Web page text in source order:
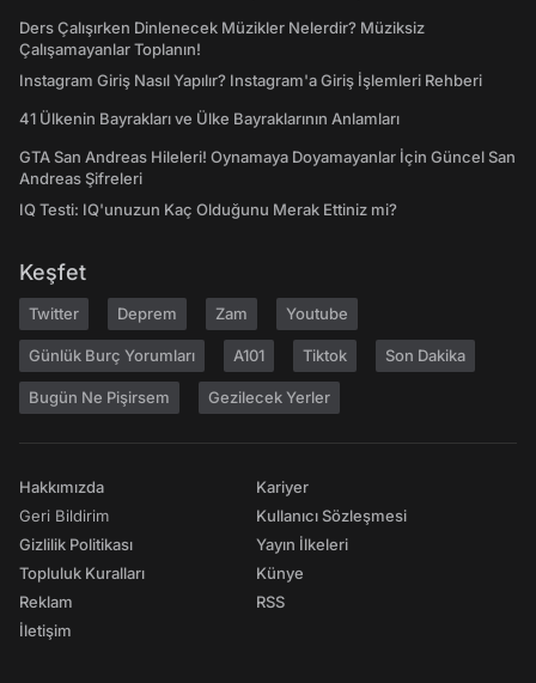
Ders Çalışırken Dinlenecek Müzikler Nelerdir? Müziksiz
Çalışamayanlar Toplanın!
Instagram Giriş Nasıl Yapılır? Instagram'a Giriş İşlemleri Rehberi
41 Ülkenin Bayrakları ve Ülke Bayraklarının Anlamları
GTA San Andreas Hileleri! Oynamaya Doyamayanlar İçin Güncel San
Andreas Şifreleri
IQ Testi: IQ'unuzun Kaç Olduğunu Merak Ettiniz mi?
Keşfet
Twitter Deprem Zam Youtube
Günlük Burç Yorumları A101 Tiktok Son Dakika
Bugün Ne Pişirsem Gezilecek Yerler
Hakkımızda
Geri Bildirim
Gizlilik Politikası
Topluluk Kuralları
Reklam
İletişim
Kariyer
Kullanıcı Sözleşmesi
Yayın İlkeleri
Künye
RSS